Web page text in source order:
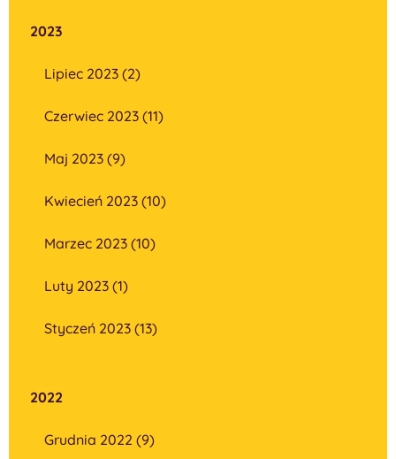
2023
Lipiec 2023 (2)
Czerwiec 2023 (11)
Maj 2023 (9)
Kwiecień 2023 (10)
Marzec 2023 (10)
Luty 2023 (1)
Styczeń 2023 (13)
2022
Grudnia 2022 (9)